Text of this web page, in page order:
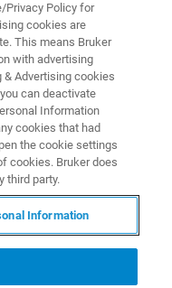
することは、地質学
ために重要です。
アルソース（励起
ーダーの微量元素の
することができます。
の広範囲（45 x 30
銅（赤）、カルシウ
（紫）、塩素（深
らにこの分析では、
ルギーが高すぎるた
Privacy Policy for
cookies are
This means Bruker
with advertising
& Advertising cookies
can deactivate
Information
cookies that had
the cookie settings
cookies. Bruker does
third party.
Information